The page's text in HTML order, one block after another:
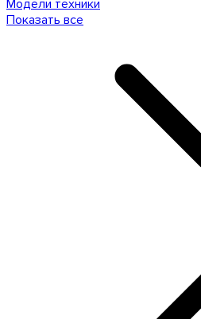
Модели техники
Показать все